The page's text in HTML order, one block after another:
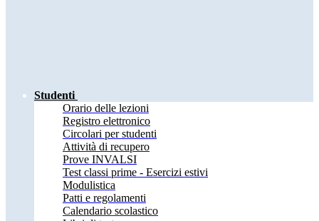
Studenti
Orario delle lezioni
Registro elettronico
Circolari per studenti
Attività di recupero
Prove INVALSI
Test classi prime - Esercizi estivi
Modulistica
Patti e regolamenti
Calendario scolastico